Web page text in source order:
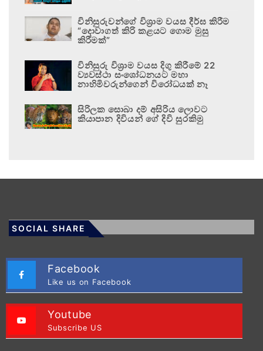
විනිසුරුවන්ගේ විශ්‍රාම වයස දීර්ඝ කිරීම
“දොවාගත් කිරි කළයට ගොම මුසු
කිරීමක්”
විනිසුරු විශ්‍රාම වයස දිගු කිරීමේ 22
ව්‍යවස්ථා සංශෝධනයට මහා
නාහිමිවරුන්ගෙන් විරෝධයක් නෑ
සිරිලක සොබා දම් අසිරිය ලොවට
කියාපාන දිවියන් ගේ දිවි සුරකිමු
SOCIAL SHARE
Facebook
Like us on Facebook
Youtube
Subscribe US